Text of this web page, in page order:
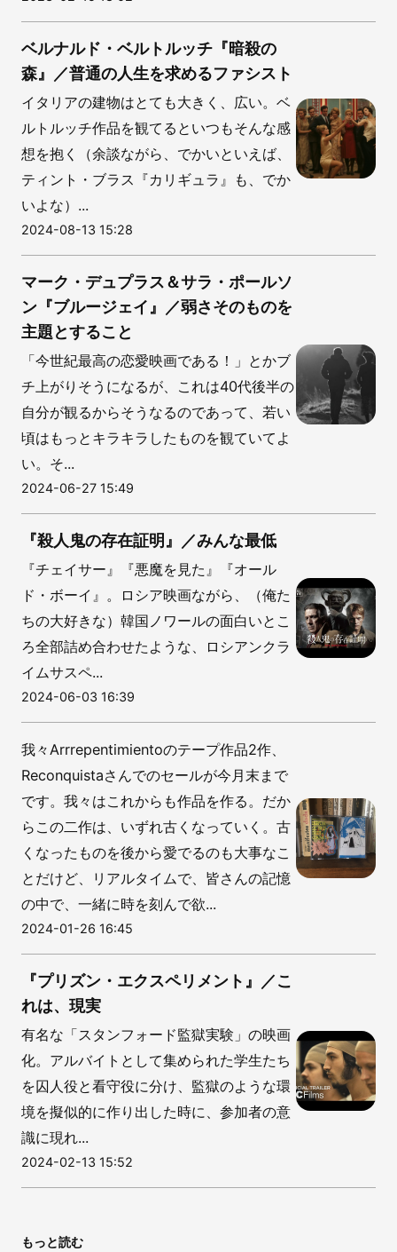
ベルナルド・ベルトルッチ『暗殺の
森』／普通の人生を求めるファシスト
イタリアの建物はとても大きく、広い。ベ
ルトルッチ作品を観てるといつもそんな感
想を抱く（余談ながら、でかいといえば、
ティント・ブラス『カリギュラ』も、でか
いよな）...
2024-08-13 15:28
マーク・デュプラス＆サラ・ポールソ
ン『ブルージェイ』／弱さそのものを
主題とすること
「今世紀最高の恋愛映画である！」とかブ
チ上がりそうになるが、これは40代後半の
自分が観るからそうなるのであって、若い
頃はもっとキラキラしたものを観ていてよ
い。そ...
2024-06-27 15:49
『殺人鬼の存在証明』／みんな最低
『チェイサー』『悪魔を見た』『オール
ド・ボーイ』。ロシア映画ながら、（俺た
ちの大好きな）韓国ノワールの面白いとこ
ろ全部詰め合わせたような、ロシアンクラ
イムサスペ...
2024-06-03 16:39
我々Arrrepentimientoのテープ作品2作、
Reconquistaさんでのセールが今月末まで
です。我々はこれからも作品を作る。だか
らこの二作は、いずれ古くなっていく。古
くなったものを後から愛でるのも大事なこ
とだけど、リアルタイムで、皆さんの記憶
の中で、一緒に時を刻んで欲...
2024-01-26 16:45
『プリズン・エクスペリメント』／こ
れは、現実
有名な「スタンフォード監獄実験」の映画
化。アルバイトとして集められた学生たち
を囚人役と看守役に分け、監獄のような環
境を擬似的に作り出した時に、参加者の意
識に現れ...
2024-02-13 15:52
もっと読む